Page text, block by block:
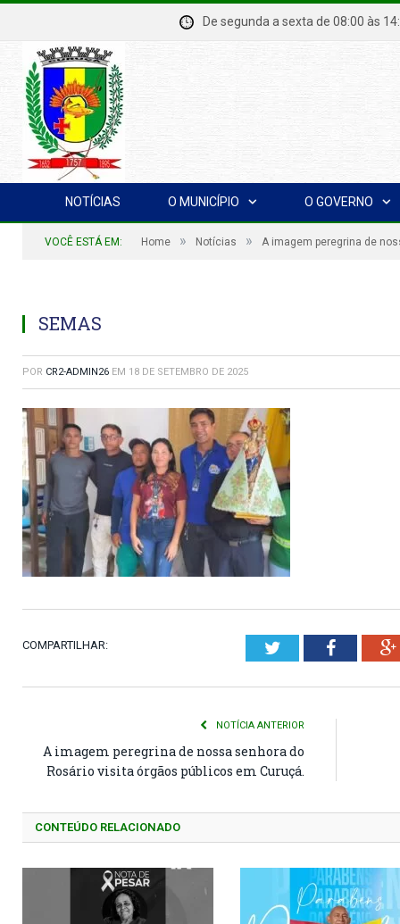
De segunda a sexta de 08:00
NOTÍCIAS O MUNICÍPIO O GOVERNO
VOCÊ ESTÁ EM: Home » Notícias » A imagem peregrina de
SEMAS
POR CR2-ADMIN26 EM 18 DE SETEMBRO DE 2025
COMPARTILHAR: Twitter
NOTÍCIA ANTERIOR
A imagem peregrina de nossa senhora do
Rosário visita órgãos públicos em Curuçá.
CONTEÚDO RELACIONADO